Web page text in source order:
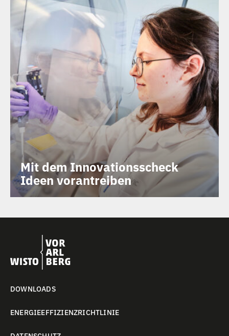
Mit dem Innovationsscheck
Ideen vorantreiben
DOWNLOADS
ENERGIEEFFIZIENZRICHTLINIE